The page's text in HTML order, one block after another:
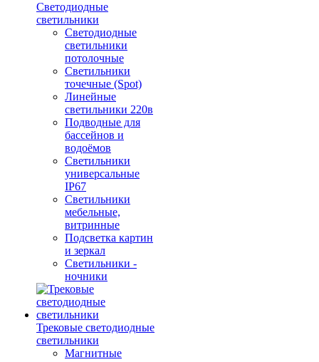
Светодиодные
светильники
Светодиодные
светильники
потолочные
Светильники
точечные (Spot)
Линейные
светильники 220в
Подводные для
бассейнов и
водоёмов
Светильники
универсальные
IP67
Светильники
мебельные,
витринные
Подсветка картин
и зеркал
Светильники -
ночники
Трековые светодиодные
светильники
Магнитные